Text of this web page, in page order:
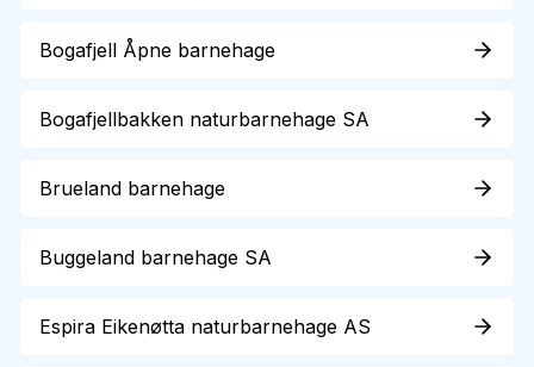
Bogafjell Åpne barnehage
Bogafjellbakken naturbarnehage SA
Brueland barnehage
Buggeland barnehage SA
Espira Eikenøtta naturbarnehage AS